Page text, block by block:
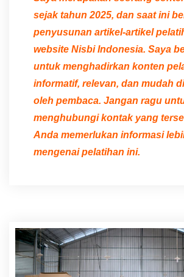
sejak tahun 2025, dan saat ini
penyusunan artikel-artikel
website Nisbi Indonesia. Saya
untuk menghadirkan konten
informatif, relevan, dan mudah
oleh pembaca. Jangan ragu
menghubungi kontak yang
Anda memerlukan informasi
mengenai pelatihan ini.